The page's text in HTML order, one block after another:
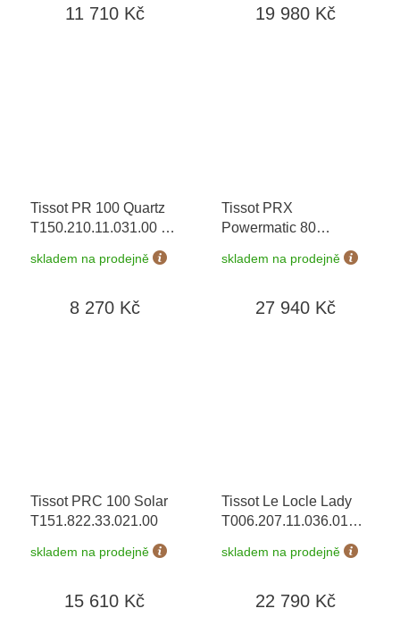
výměnu baterie zdarma
11 710 Kč 19 980 Kč
Tissot PR 100 Quartz
T150.210.11.031.00 +
prodloužená záruka 5
let + možnost výměny
výměnu baterie zdarma
skladem na prodejně
8 270 Kč
Tissot PRX
Powermatic 80
T137.907.97.201.00+
prodloužená záruka 5
do 90 dní
skladem na prodejně
27 940 Kč
Tissot PRC 100 Solar
T151.822.33.021.00
skladem na prodejně
15 610 Kč
Tissot Le Locle Lady
T006.207.11.036.01
Edition + náhradní
záruka 5 let + možnost
skladem na prodejně
22 790 Kč